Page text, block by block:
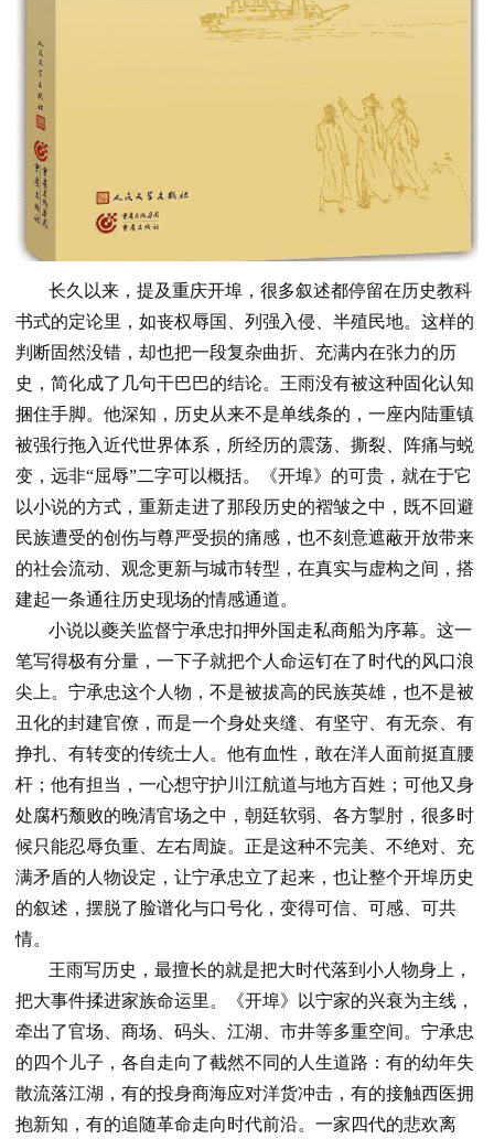
长久以来，提及重庆开埠，很多叙述都停留在历史教科
书式的定论里，如丧权辱国、列强入侵、半殖民地。这样的
判断固然没错，却也把一段复杂曲折、充满内在张力的历
史，简化成了几句干巴巴的结论。王雨没有被这种固化认知
捆住手脚。他深知，历史从来不是单线条的，一座内陆重镇
被强行拖入近代世界体系，所经历的震荡、撕裂、阵痛与蜕
变，远非“屈辱”二字可以概括。《开埠》的可贵，就在于它
以小说的方式，重新走进了那段历史的褶皱之中，既不回避
民族遭受的创伤与尊严受损的痛感，也不刻意遮蔽开放带来
的社会流动、观念更新与城市转型，在真实与虚构之间，搭
建起一条通往历史现场的情感通道。
小说以夔关监督宁承忠扣押外国走私商船为序幕。这一
笔写得极有分量，一下子就把个人命运钉在了时代的风口浪
尖上。宁承忠这个人物，不是被拔高的民族英雄，也不是被
丑化的封建官僚，而是一个身处夹缝、有坚守、有无奈、有
挣扎、有转变的传统士人。他有血性，敢在洋人面前挺直腰
杆；他有担当，一心想守护川江航道与地方百姓；可他又身
处腐朽颓败的晚清官场之中，朝廷软弱、各方掣肘，很多时
候只能忍辱负重、左右周旋。正是这种不完美、不绝对、充
满矛盾的人物设定，让宁承忠立了起来，也让整个开埠历史
的叙述，摆脱了脸谱化与口号化，变得可信、可感、可共
情。
王雨写历史，最擅长的就是把大时代落到小人物身上，
把大事件揉进家族命运里。《开埠》以宁家的兴衰为主线，
牵出了官场、商场、码头、江湖、市井等多重空间。宁承忠
的四个儿子，各自走向了截然不同的人生道路：有的幼年失
散流落江湖，有的投身商海应对洋货冲击，有的接触西医拥
抱新知，有的追随革命走向时代前沿。一家四代的悲欢离